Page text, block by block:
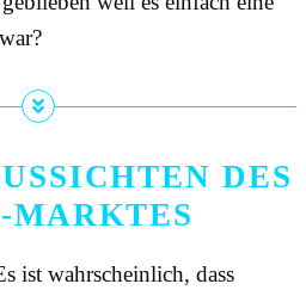
DES
MARKTES
ist wahrscheinlich, dass